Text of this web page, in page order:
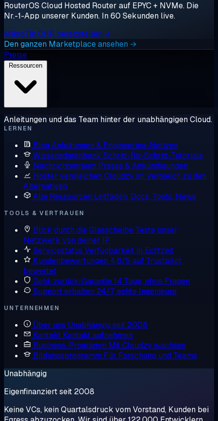
RouterOS Cloud Hosted Router auf EPYC + NVMe. Die
Nr.-1-App unserer Kunden. In 60 Sekunden live.
MikroTik CHR bereitstellen →
Den ganzen Marketplace ansehen →
Preise
Anleitungen und das Team hinter der unabhängigen Cloud.
LERNEN
Blog Anleitungen & Engineering-Notizen
Wissensdatenbank Schritt-für-Schritt-Tutorials
Nachrichtenraum Presse & Ankündigungen
Hoster vergleichen Cloudzy im Vergleich zu den
Alternativen
Alle Ressourcen Leitfäden, Docs, Tools, News
TOOLS & VERTRAUEN
Blick durch die Glasscheibe Teste unser
Netzwerk von deiner IP
Servicestatus Verfügbarkeit in Echtzeit
Kundenbewertungen 4,6/5 auf Trustpilot
bewertet
Geld-zurück-Garantie14 Tage, ohne Fragen
Support erhalten 24/7, echte Ingenieure
UNTERNEHMEN
Über uns Unabhängig seit 2008
Kontakt Kontakt aufnehmen
Business-Programm Mit Cloudzy wachsen
Bildungsprogramm Für Forschung und Teams
Unabhängig
Eigenfinanziert seit 2008
Keine VCs, kein Quartalsdruck vom Vorstand, Kunden bei